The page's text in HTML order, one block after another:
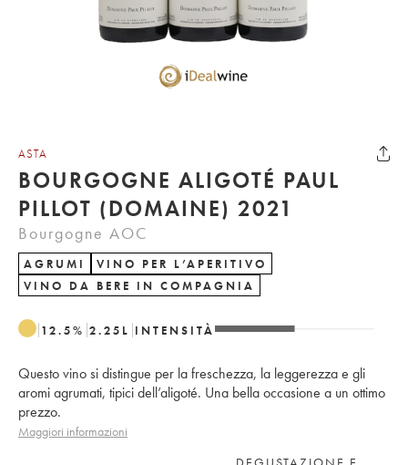
ASTA
BOURGOGNE ALIGOTÉ PAUL
PILLOT (DOMAINE) 2021
Bourgogne AOC
AGRUMI
VINO PER L’APERITIVO
VINO DA BERE IN COMPAGNIA
12.5% 2.25 L INTENSITÀ
Questo vino si distingue per la freschezza, la leggerezza e gli
aromi agrumati, tipici dell’aligoté. Una bella occasione a un ottimo
prezzo.
Maggiori informazioni